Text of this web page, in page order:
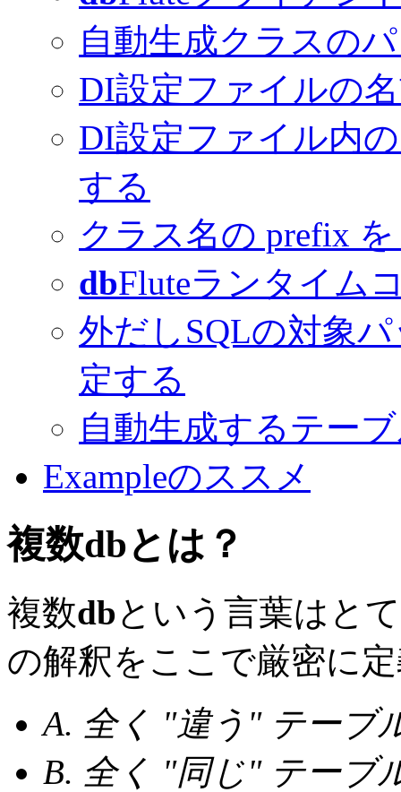
自動生成クラスの
DI設定ファイルの
DI設定ファイル内
する
クラス名の prefix
dbFluteランタイム
外だしSQLの対象
定する
自動生成するテー
Exampleのススメ
複数dbとは？
複数dbという言葉はと
の解釈をここで厳密に
A. 全く "違う" テーブ
B. 全く "同じ" テーブ